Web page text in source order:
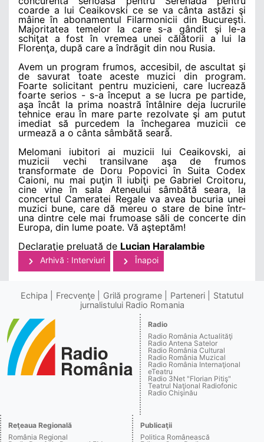
coarde a lui Ceaikovski ce se va cânta astăzi şi
mâine în abonamentul Filarmonicii din Bucureşti.
Majoritatea temelor la care s-a gândit şi le-a
schiţat a fost în vremea unei călătorii a lui la
Florenţa, după care a îndrăgit din nou Rusia.
Avem un program frumos, accesibil, de ascultat şi
de savurat toate aceste muzici din program.
Foarte solicitant pentru muzicieni, care lucrează
foarte serios - s-a început a se lucra pe partide,
aşa încât la prima noastră întâlnire deja lucrurile
tehnice erau în mare parte rezolvate şi am putut
imediat să purcedem la închegarea muzicii ce
urmează a o cânta sâmbătă seară.
Melomani iubitori ai muzicii lui Ceaikovski, ai
muzicii vechi transilvane aşa de frumos
transformate de Doru Popovici în Suita Codex
Caioni, nu mai puţin îl iubiţi pe Gabriel Croitoru,
cine vine în sala Ateneului sâmbătă seara, la
concertul Cameratei Regale va avea bucuria unei
muzici bune, care dă mereu o stare de bine într-
una dintre cele mai frumoase săli de concerte din
Europa, din lume poate. Vă aşteptăm!
Declaraţie preluată de Lucian Haralambie
Arhivă : Interviuri Înapoi
Echipa Frecvenţe Grilă programe Parteneri
Statutul
jurnalistului Radio Romania
Radio
Radio România Actualităţi
Radio Antena Satelor
Radio România Cultural
Radio România Muzical
Radio România Internaţional
eTeatru
Radio 3Net "Florian Pitiş"
Teatrul Naţional Radiofonic
Radio Chişinău
Reţeaua Regională
România Regional
Publicaţii
Politica Românească